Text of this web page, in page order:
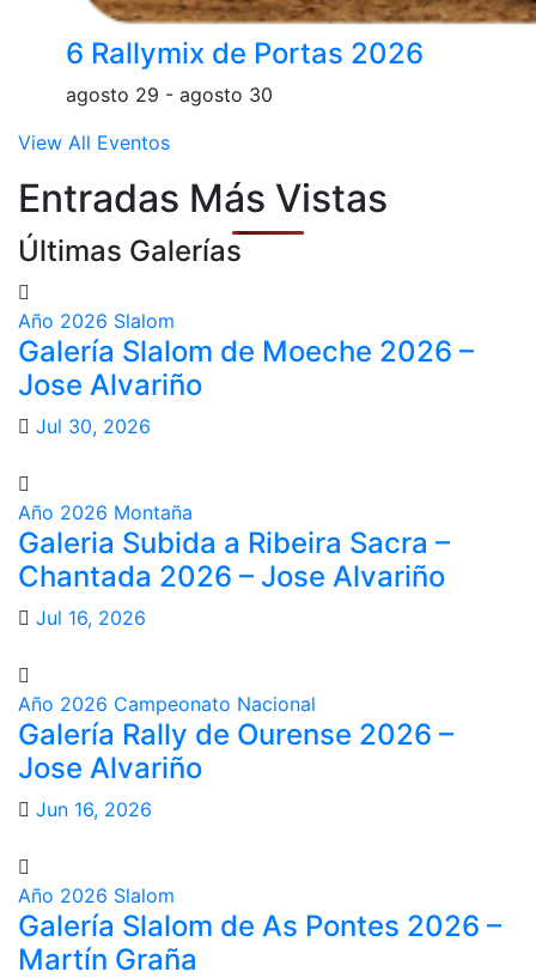
6 Rallymix de Portas 2026
agosto 29 - agosto 30
View All Eventos
Entradas Más Vistas
Últimas Galerías
Año 2026 Slalom
Galería Slalom de Moeche 2026 –
Jose Alvariño
Jul 30, 2026
Año 2026 Montaña
Galeria Subida a Ribeira Sacra –
Chantada 2026 – Jose Alvariño
Jul 16, 2026
Año 2026 Campeonato Nacional
Galería Rally de Ourense 2026 –
Jose Alvariño
Jun 16, 2026
Año 2026 Slalom
Galería Slalom de As Pontes 2026 –
Martín Graña